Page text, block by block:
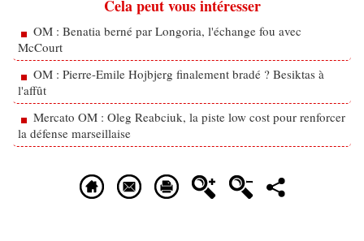
Cela peut vous intéresser
OM : Benatia berné par Longoria, l'échange fou avec
McCourt
OM : Pierre-Emile Hojbjerg finalement bradé ? Besiktas à
l'affût
Mercato OM : Oleg Reabciuk, la piste low cost pour renforcer
la défense marseillaise